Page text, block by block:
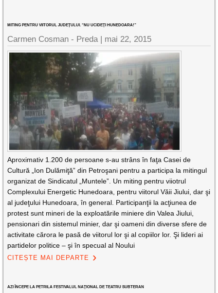
MITING PENTRU VIITORUL JUDEŢULUI. “NU UCIDEŢI HUNEDOARA!”
Carmen Cosman - Preda | mai 22, 2015
Aproximativ 1.200 de persoane s-au strâns în faţa Casei de
Cultură „Ion Dulămiţă” din Petroşani pentru a participa la mitingul
organizat de Sindicatul „Muntele”. Un miting pentru viiotrul
Complexului Energetic Hunedoara, pentru viitorul Văii Jiului, dar şi
al judeţului Hunedoara, în general. Participanţii la acţiunea de
protest sunt mineri de la exploatările miniere din Valea Jiului,
pensionari din sistemul minier, dar şi oameni din diverse sfere de
activitate cărora le pasă de viitorul lor şi al copiilor lor. Şi lideri ai
partidelor politice – şi în specual al Noului
CITEȘTE MAI DEPARTE
AZI ÎNCEPE LA PETRILA FESTIVALUL NAŢIONAL DE TEATRU SUBTERAN